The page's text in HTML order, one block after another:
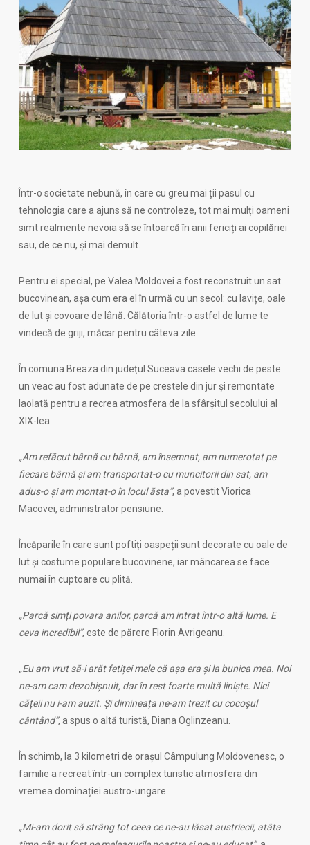
Într-o societate nebună, în care cu greu mai ții pasul cu
tehnologia care a ajuns să ne controleze, tot mai mulți oameni
simt realmente nevoia să se întoarcă în anii fericiți ai copilăriei
sau, de ce nu, și mai demult.
Pentru ei special, pe Valea Moldovei a fost reconstruit un sat
bucovinean, așa cum era el în urmă cu un secol: cu lavițe, oale
de lut și covoare de lână. Călătoria într-o astfel de lume te
vindecă de griji, măcar pentru câteva zile.
În comuna Breaza din județul Suceava casele vechi de peste
un veac au fost adunate de pe crestele din jur și remontate
laolată pentru a recrea atmosfera de la sfârșitul secolului al
XIX-lea.
„Am refăcut bârnă cu bârnă, am însemnat, am numerotat pe
fiecare bârnă și am transportat-o cu muncitorii din sat, am
adus-o și am montat-o în locul ăsta”, a povestit Viorica
Macovei, administrator pensiune.
Încăparile în care sunt poftiți oaspeții sunt decorate cu oale de
lut și costume populare bucovinene, iar mâncarea se face
numai în cuptoare cu plită.
„Parcă simți povara anilor, parcă am intrat într-o altă lume. E
ceva incredibil”, este de părere Florin Avrigeanu.
„Eu am vrut să-i arăt fetiței mele că așa era și la bunica mea. Noi
ne-am cam dezobișnuit, dar în rest foarte multă liniște. Nici
cățeii nu i-am auzit. Și dimineața ne-am trezit cu cocoșul
cântând”, a spus o altă turistă, Diana Oglinzeanu.
În schimb, la 3 kilometri de orașul Câmpulung Moldovenesc, o
familie a recreat într-un complex turistic atmosfera din
vremea dominației austro-ungare.
„Mi-am dorit să strâng tot ceea ce ne-au lăsat austriecii, atâta